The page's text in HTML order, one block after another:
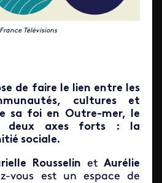
Télévisions
de faire le lien entre les
cultures et
sa foi en Outre-mer, le
deux axes forts : la
sociale.
Rousselin et Aurélie
vous est un espace de